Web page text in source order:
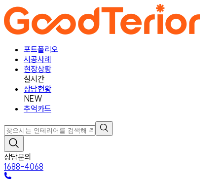
포트폴리오
시공사례
현장상황
실시간
상담현황
NEW
추억카드
상담문의
1688-4068